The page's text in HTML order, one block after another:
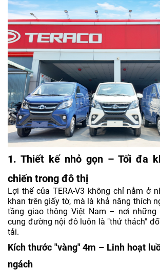
1. Thiết kế nhỏ gọn – Tối đa
chiến trong đô thị
Lợi thế của TERA-V3 không chỉ nằm ở
khan trên giấy tờ, mà là khả năng thích
tầng giao thông Việt Nam – nơi những
cung đường nội đô luôn là "thử thách"
tải.
Kích thước "vàng" 4m – Linh hoạt
ngách